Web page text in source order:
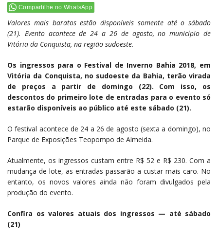
Compartilhe no WhatsApp
Valores mais baratos estão disponíveis somente até o sábado
(21). Evento acontece de 24 a 26 de agosto, no município de
Vitória da Conquista, na região sudoeste.
Os ingressos para o Festival de Inverno Bahia 2018, em
Vitória da Conquista, no sudoeste da Bahia, terão virada
de preços a partir de domingo (22). Com isso, os
descontos do primeiro lote de entradas para o evento só
estarão disponíveis ao público até este sábado (21).
O festival acontece de 24 a 26 de agosto (sexta a domingo), no
Parque de Exposições Teopompo de Almeida.
Atualmente, os ingressos custam entre R$ 52 e R$ 230. Com a
mudança de lote, as entradas passarão a custar mais caro. No
entanto, os novos valores ainda não foram divulgados pela
produção do evento.
Confira os valores atuais dos ingressos — até sábado
(21)